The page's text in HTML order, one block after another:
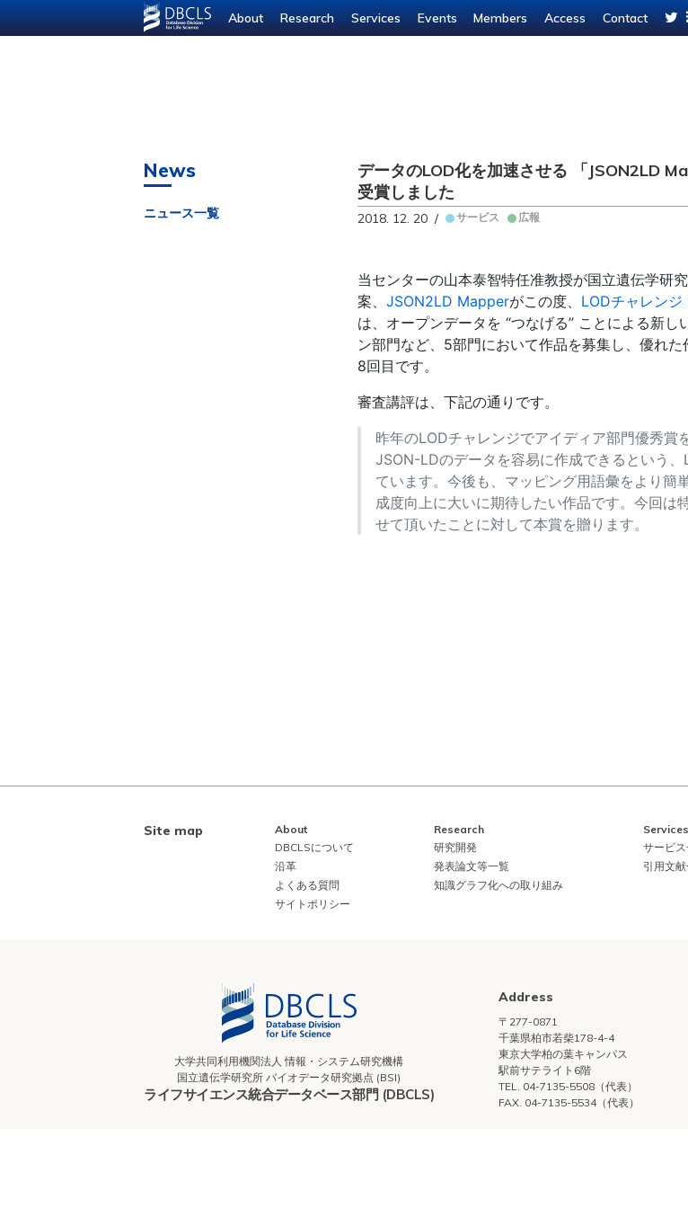
--- --- About Research Services Events Members Access Contact
News
ニュース一覧
データのLOD化を加速させる 「JSON2LD
受賞しました
2018. 12. 20 / サービス 広報
当センターの山本泰智特任准教授が国立遺伝学研
案、 JSON2LD Mapperがこの度、 LODチャレンジ
は、オープンデータを “つなげる” ことによる新
ン部門など、5部門において作品を募集し、優れ
8回目です。
審査講評は、下記の通りです。
昨年のLODチャレンジでアイディア部門優秀
JSON-LDのデータを容易に作成できるという
ています。今後も、マッピング用語彙をより簡
成度向上に大いに期待したい作品です。今回は
せて頂いたことに対して本賞を贈ります。
Site map
About
DBCLSについて
沿革
よくある質問
サイトポリシー
Research
研究開発
発表論文等一覧
知識グラフ化への取り組み
Services
サービ
引用文
大学共同利用機関法人 情報・システム研究機構
国立遺伝学研究所 バイオデータ研究拠点 (BSI)
ライフサイエンス統合データベース部門 (DBCLS)
Address
〒277-0871
千葉県柏市若柴178-4-4
東京大学柏の葉キャンパス
駅前サテライト6階
TEL. 04-7135-5508（代表）
FAX. 04-7135-5534（代表）